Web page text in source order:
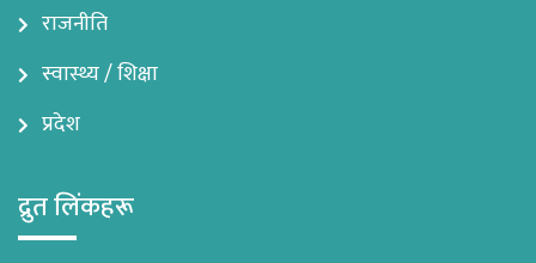
राजनीति
स्वास्थ्य / शिक्षा
प्रदेश
द्रुत लिंकहरू